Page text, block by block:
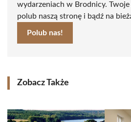
wydarzeniach w Brodnicy. Twoje
polub naszą stronę i bądź na
Polub nas!
Zobacz Także